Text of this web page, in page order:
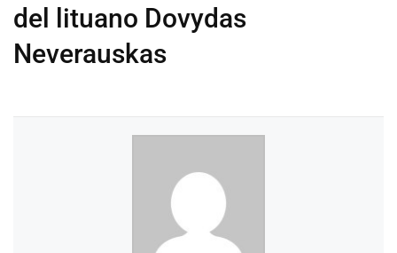
del lituano Dovydas
Neverauskas